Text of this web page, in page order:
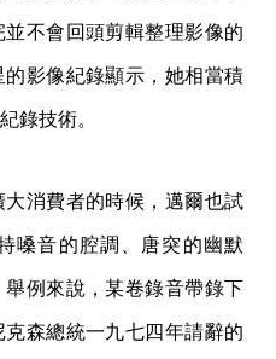
不會回頭剪輯整理影像的
影像紀錄顯示，她相當積
錄技術。
消費者的時候，邁爾也試
嗓音的腔調、唐突的幽默
例來說，某卷錄音帶錄下
森總統一九七四年請辭的